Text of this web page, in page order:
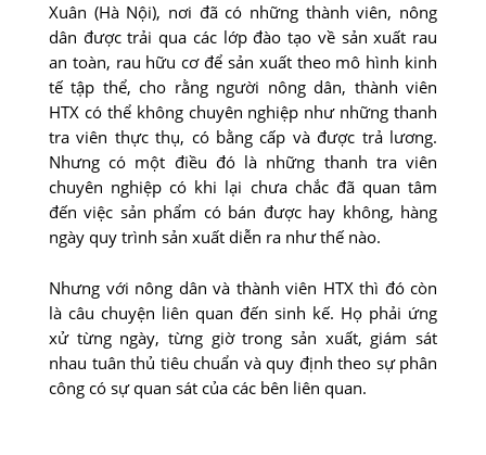
Xuân (Hà Nội), nơi đã có những thành viên, nông
dân được trải qua các lớp đào tạo về sản xuất rau
an toàn, rau hữu cơ để sản xuất theo mô hình kinh
tế tập thể, cho rằng người nông dân, thành viên
HTX có thể không chuyên nghiệp như những thanh
tra viên thực thụ, có bằng cấp và được trả lương.
Nhưng có một điều đó là những thanh tra viên
chuyên nghiệp có khi lại chưa chắc đã quan tâm
đến việc sản phẩm có bán được hay không, hàng
ngày quy trình sản xuất diễn ra như thế nào.
Nhưng với nông dân và thành viên HTX thì đó còn
là câu chuyện liên quan đến sinh kế. Họ phải ứng
xử từng ngày, từng giờ trong sản xuất, giám sát
nhau tuân thủ tiêu chuẩn và quy định theo sự phân
công có sự quan sát của các bên liên quan.